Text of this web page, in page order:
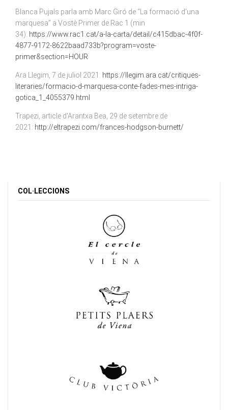
Blanca Pujals parla amb Marc Giró de “La formació d’una
marquesa” a Vostè Primer de Rac 1 (min
34): https://www.rac1.cat/a-la-carta/detail/c415dbac-4f0f-
4877-9172-8622baad733b?program=voste-
primer&section=HOUR
Ara Llegim, 7 de juliol 2021: https://llegim.ara.cat/critiques-
literaries/formacio-d-marquesa-conte-fades-mes-intriga-
gotica_1_4055379.html
Trapezi, article d'Arantxa Bea, 29 de setembre de
2021: http://eltrapezi.com/frances-hodgson-burnett/
COL·LECCIONS